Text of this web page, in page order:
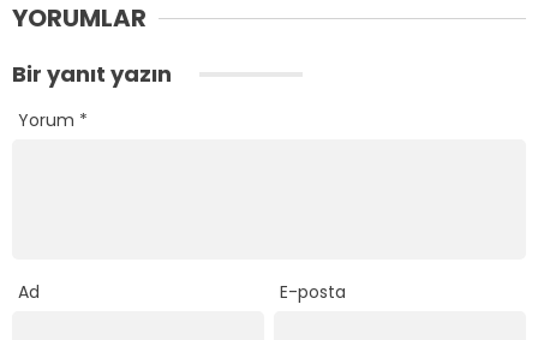
YORUMLAR
Bir yanıt yazın
Yorum *
Ad E-posta